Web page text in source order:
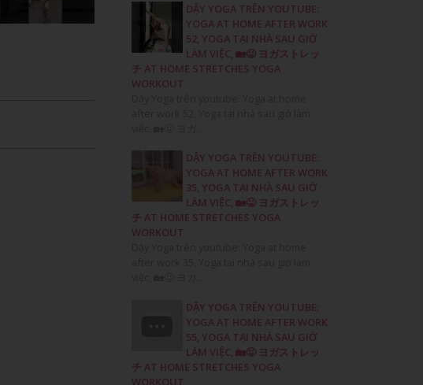
DẬY YOGA TRÊN YOUTUBE:
YOGA AT HOME AFTER WORK
52, YOGA TẠI NHÀ SAU GIỜ
LÀM VIỆC, 🏡😛 ヨガストレッ
チ AT HOME STRETCHES YOGA
WORKOUT
DẬY YOGA TRÊN YOUTUBE:
YOGA AT HOME AFTER WORK
35, YOGA TẠI NHÀ SAU GIỜ
LÀM VIỆC, 🏡😛 ヨガストレッ
チ AT HOME STRETCHES YOGA
WORKOUT
DẬY YOGA TRÊN YOUTUBE:
YOGA AT HOME AFTER WORK
55, YOGA TẠI NHÀ SAU GIỜ
LÀM VIỆC, 🏡😛 ヨガストレッ
チ AT HOME STRETCHES YOGA
WORKOUT